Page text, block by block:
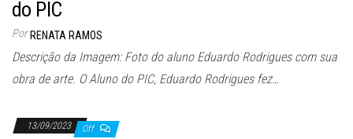
do PIC
Por RENATA RAMOS
Descrição da Imagem: Foto do aluno Eduardo Rodrigues com sua
obra de arte. O Aluno do PIC, Eduardo Rodrigues fez…
13/09/2023 Off